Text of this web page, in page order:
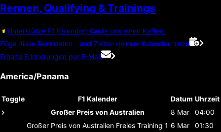
Rennen, Qualifying & Trainings
Unterstütze F1 Kalender; Kaufe uns einen Kaffee.
Füge diese Renndaten - und Zeiten deinem Kalender hinzu
Erhalte Erinnerungen per E-Mail
America/Panama
Toggle F1 Kalender Datum Uhrzeit
Großer Preis von Australien
8 Mar
04:00
Großer Preis von Australien Freies Training 1 6 Mar
01:30